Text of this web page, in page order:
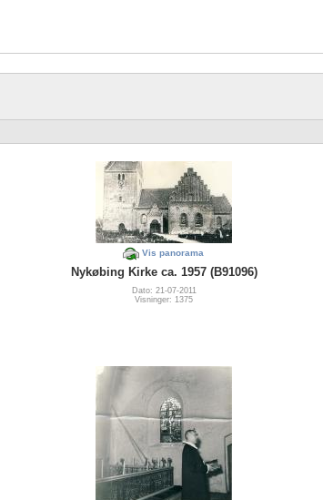
Vis panorama
Nykøbing Kirke ca. 1957 (B91096)
Dato: 21-07-2011
Visninger: 1375